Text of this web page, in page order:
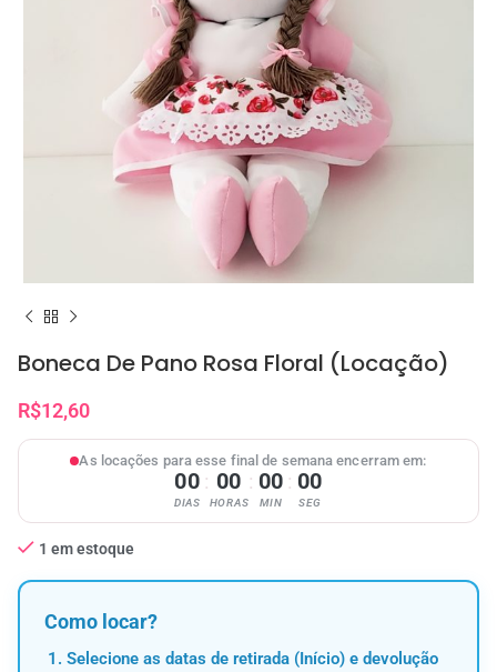
Boneca De Pano Rosa Floral (Locação)
R$12,60
As locações para esse final de semana encerram em:
00
DIAS
: 00
HORAS
: 00
MIN
: 00
SEG
1 em estoque
Como locar?
Selecione as datas de retirada (Início) e devolução